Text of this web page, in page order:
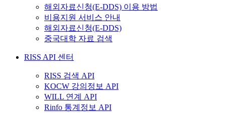
해외자료신청(E-DDS) 이용 방법
비용지원 서비스 안내
해외자료신청(E-DDS)
중국대학 자료 검색
RISS API 센터
RISS 검색 API
KOCW 강의정보 API
WILL 연계 API
Rinfo 통계정보 API